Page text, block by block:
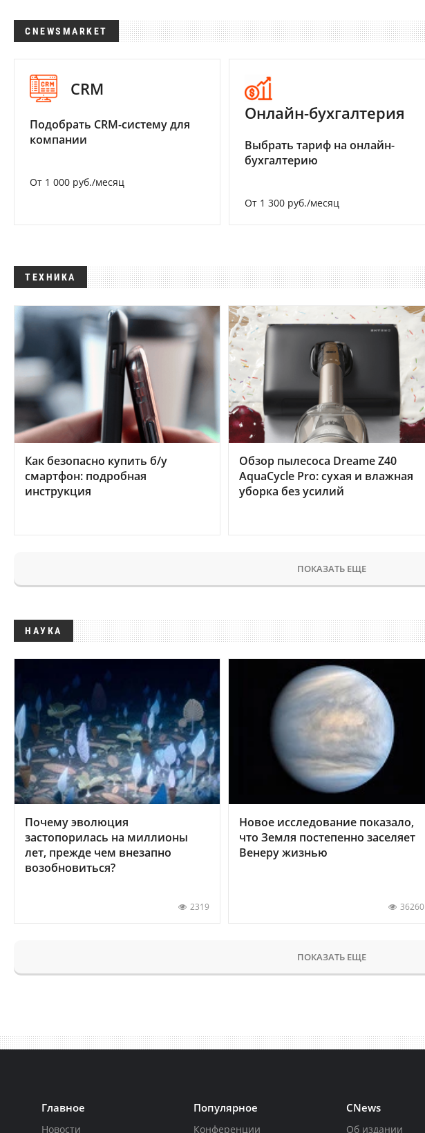
CNEWSMARKET
CRM
Подобрать CRM-систему для
компании
От 1 000 руб./месяц
Онлайн-бухгалтерия
Выбрать тариф на онлайн-
бухгалтерию
От 1 300 руб./месяц
ТЕХНИКА
Как безопасно купить б/у
смартфон: подробная
инструкция
Обзор пылесоса Dreame Z40
AquaCycle Pro: сухая и влажная
уборка без усилий
ПОКАЗАТЬ ЕЩЕ
НАУКА
Почему эволюция
застопорилась на миллионы
лет, прежде чем внезапно
возобновиться?
2319
Новое исследование показало,
что Земля постепенно заселяет
Венеру жизнью
36260
ПОКАЗАТЬ ЕЩЕ
Главное
Новости
Популярное
Конференции
CNews
Об издании